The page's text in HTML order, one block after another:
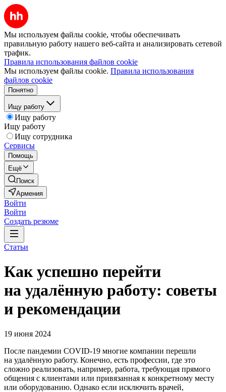
Мы используем файлы cookie, чтобы обеспечивать
правильную работу нашего веб-сайта и анализировать сетевой
трафик.
Правила использования файлов cookie
Мы используем файлы cookie. Правила использования
файлов cookie
Понятно
Ищу работу
Ищу работу
Ищу работу
Ищу сотрудника
Сервисы
Помощь
Ещё
Поиск
Армения
Войти
Войти
Создать резюме
Статьи
Как успешно перейти
на удалённую работу: советы
и рекомендации
19 июня 2024
После пандемии COVID-19 многие компании перешли
на удалённую работу. Конечно, есть профессии, где это
сложно реализовать, например, работа, требующая прямого
общения с клиентами или привязанная к конкретному месту
или оборудованию. Однако если исключить врачей,